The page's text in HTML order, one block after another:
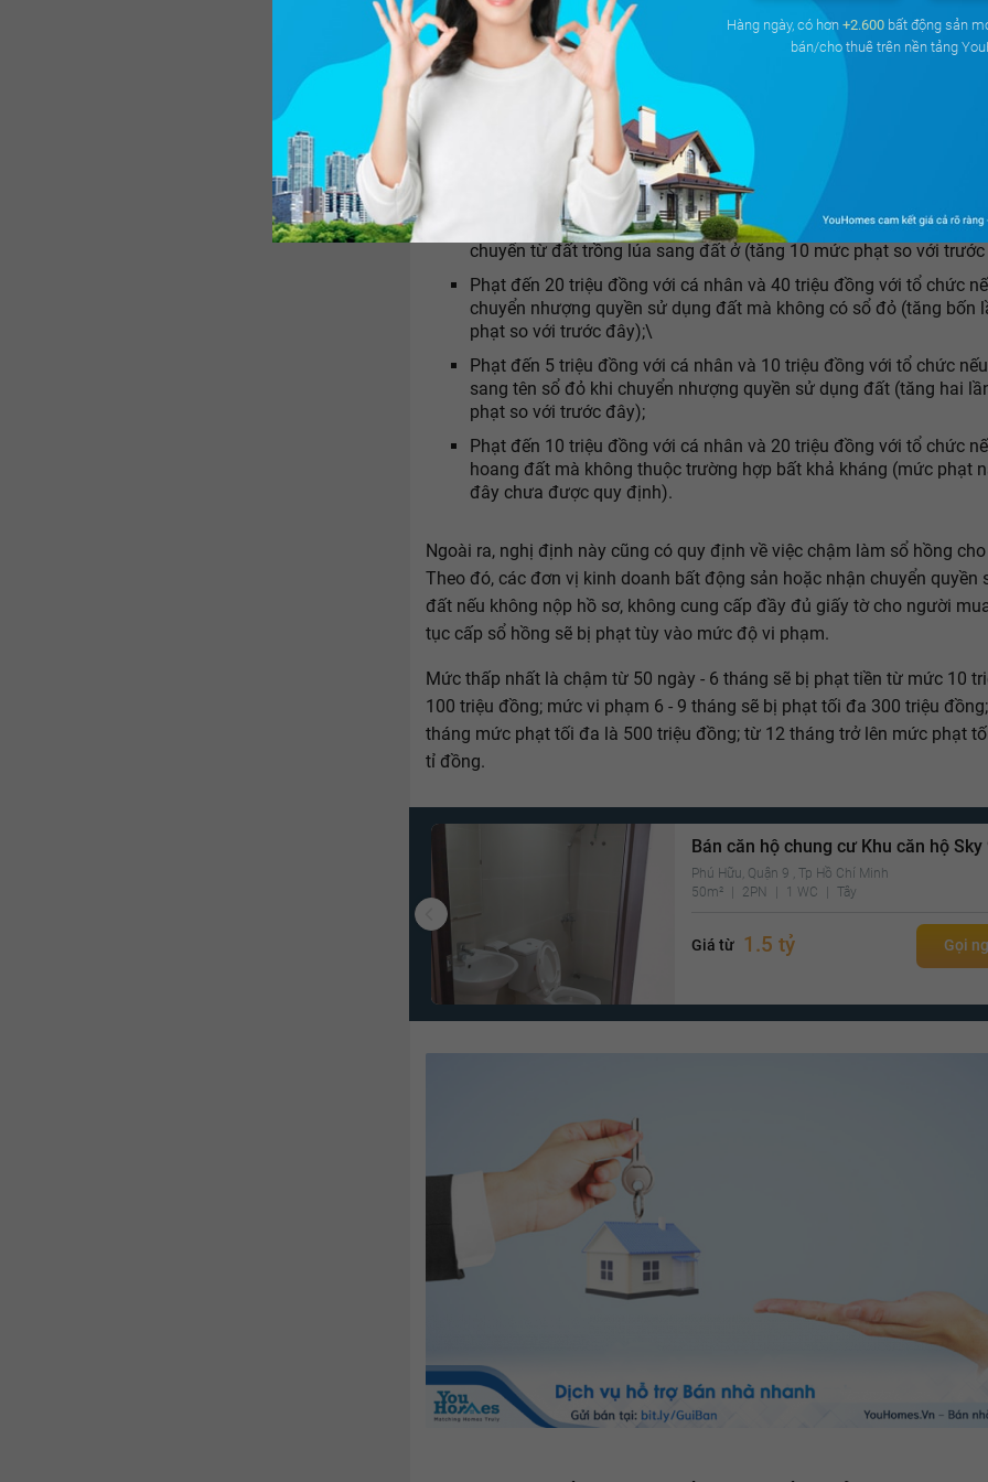
Nghị định 91/2019/NĐ-CP của Chính phủ về xử phạt vi phạm hành
lĩnh vực đất đai có hiệu lực từ ngày 05/01/2020. Nghị định này tăng
đối với các hành vi vi phạm trong lĩnh vực này, điển hình như:
Phạt đến 500 triệu đồng với cá nhân và 1 tỉ đồng với tổ chức nếu
chiếm đất chưa sử dụng, đất nông nghiệp, đất phi nông nghiệp
lần so với mức phạt trước đây);
Phạt đến 500 triệu đồng với cá nhân và 1 tỉ đồng với tổ chức nếu
chuyển từ đất trồng lúa sang đất ở (tăng 10 mức phạt so với
Phạt đến 20 triệu đồng với cá nhân và 40 triệu đồng với tổ chức
chuyển nhượng quyền sử dụng đất mà không có sổ đỏ (tăng bốn
phạt so với trước đây);\
Phạt đến 5 triệu đồng với cá nhân và 10 triệu đồng với tổ chức
sang tên sổ đỏ khi chuyển nhượng quyền sử dụng đất (tăng hai
phạt so với trước đây);
Phạt đến 10 triệu đồng với cá nhân và 20 triệu đồng với tổ chức
hoang đất mà không thuộc trường hợp bất khả kháng (mức phạt
đây chưa được quy định).
Ngoài ra, nghị định này cũng có quy định về việc chậm làm sổ hồng
Theo đó, các đơn vị kinh doanh bất động sản hoặc nhận chuyển quyền
đất nếu không nộp hồ sơ, không cung cấp đầy đủ giấy tờ cho người
tục cấp sổ hồng sẽ bị phạt tùy vào mức độ vi phạm.
Mức thấp nhất là chậm từ 50 ngày - 6 tháng sẽ bị phạt tiền từ mức 10
100 triệu đồng; mức vi phạm 6 - 9 tháng sẽ bị phạt tối đa 300 triệu
tháng mức phạt tối đa là 500 triệu đồng; từ 12 tháng trở lên mức phạt
tỉ đồng.
Bán căn hộ chung cư Khu căn hộ Sky
Phú Hữu, Quận 9 , Tp Hồ Chí Minh
50m²
2PN 1 WC Tây
Giá từ 1.5 tỷ Gọi
Hàng ngày, có hơn +2.600 bất động sản
bán/cho thuê trên nền tảng